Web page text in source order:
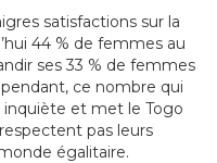
satisfactions sur la
44 % de femmes au
ses 33 % de femmes
ce nombre qui
inquiète et met le Togo
pas leurs
égalitaire.